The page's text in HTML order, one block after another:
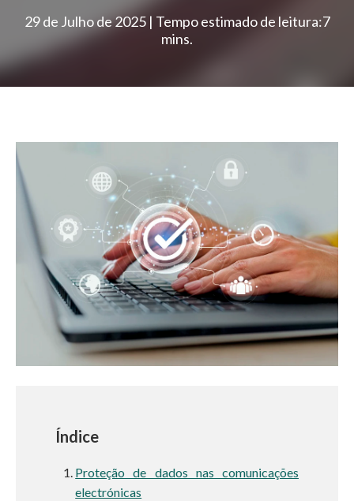
29 de Julho de 2025 | Tempo estimado de leitura:7
mins.
Índice
Proteção de dados nas comunicações
electrónicas